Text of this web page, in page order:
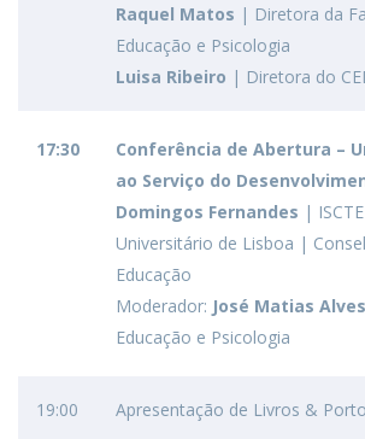
Raquel Matos | Diretora da
Educação e Psicologia
Luisa Ribeiro | Diretora do
17:30
Conferência de Abertura –
ao Serviço do
Domingos Fernandes |
Universitário de Lisboa |
Educação
Moderador: José Matias Alves
Educação e Psicologia
19:00 Apresentação de Livros &